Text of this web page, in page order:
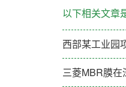
以下相关文章
西部某工业园
三菱MBR膜